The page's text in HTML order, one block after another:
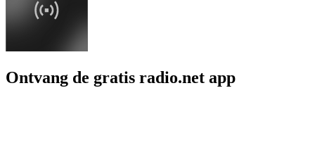
Ontvang de gratis radio.net app